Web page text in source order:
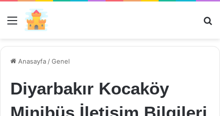
Menü
Anasayfa /Genel
Diyarbakır Kocaköy